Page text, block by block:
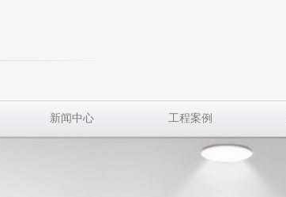
新闻中心 工程案例